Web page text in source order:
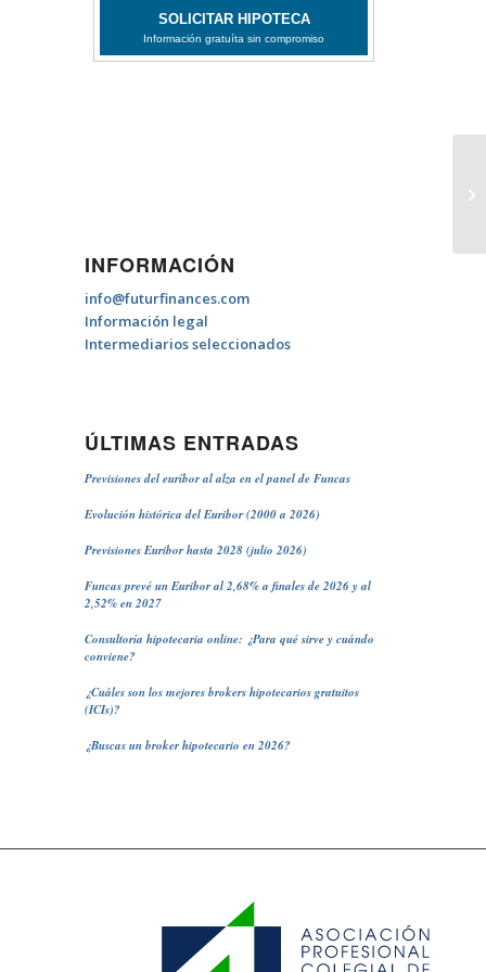
INFORMACIÓN
info@futurfinances.com
Información legal
Intermediarios seleccionados
ÚLTIMAS ENTRADAS
Previsiones del euríbor al alza en el panel de Funcas
Evolución histórica del Euribor (2000 a 2026)
Previsiones Euribor hasta 2028 (julio 2026)
Funcas prevé un Euribor al 2,68% a finales de 2026 y al
2,52% en 2027
Consultoría hipotecaria online: ¿Para qué sirve y cuándo
conviene?
¿Cuáles son los mejores brokers hipotecarios gratuitos
(ICIs)?
¿Buscas un broker hipotecario en 2026?